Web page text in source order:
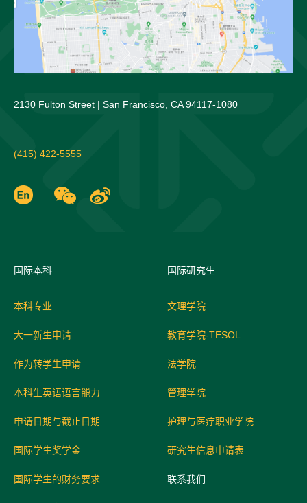
2130 Fulton Street | San Francisco, CA 94117-1080
(415) 422-5555
国际本科
本科专业
大一新生申请
作为转学生申请
本科生英语语言能力
申请日期与截止日期
国际学生奖学金
国际学生的财务要求
国际研究生
文理学院
教育学院-TESOL
法学院
管理学院
护理与医疗职业学院
研究生信息申请表
联系我们